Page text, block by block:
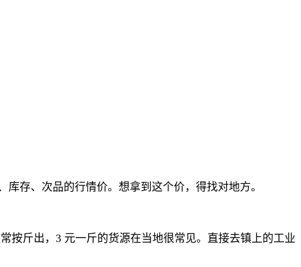
存、次品的行情价。想拿到这个价，得找对地方。
按斤出，3 元一斤的货源在当地很常见。直接去镇上的工业